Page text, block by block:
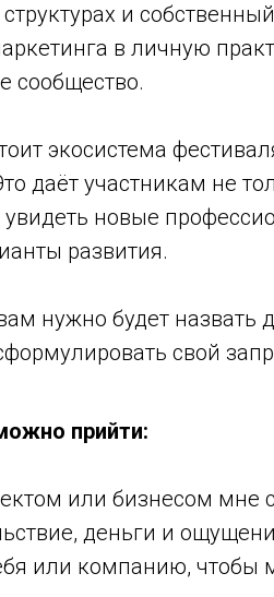
и
в личную
сообщество.
экосистема
даёт участникам не
новые
развития.
нужно будет
свой
прийти:
или бизнесом мне
деньги и
или компанию, чтобы